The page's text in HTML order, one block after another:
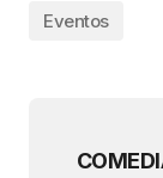
Eventos